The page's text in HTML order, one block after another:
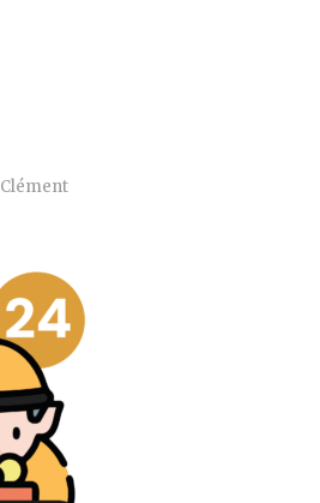
Clément